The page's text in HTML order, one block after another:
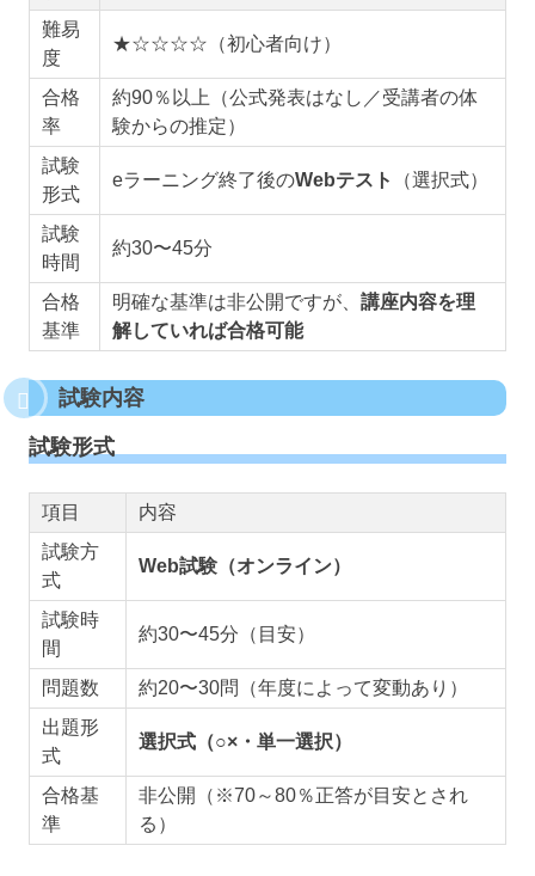
難易
度
★☆☆☆☆（初心者向け）
合格
率
約90％以上（公式発表はなし／受講者の体
験からの推定）
試験
形式
eラーニング終了後のWebテスト （選択式）
試験
時間
約30〜45分
合格
基準
明確な基準は非公開ですが、 講座内容を理
解していれば合格可能
試験内容
試験形式
項目
内容
試験方
式
Web試験（オンライン）
試験時
間
約30〜45分（目安）
問題数
約20〜30問（年度によって変動あり）
出題形
式
選択式（○×・単一選択）
合格基
準
非公開（※70～80％正答が目安とされ
る）